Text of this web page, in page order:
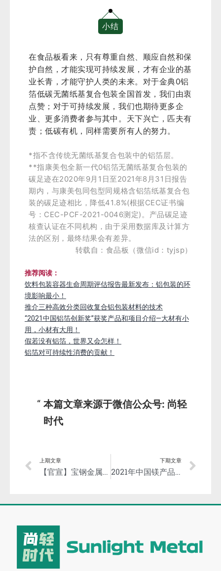
小结
在食品板看来，只有尊重自然、顺应自然和保
护自然，才能实现可持续发展，才有企业的基
业长青，才能守护人类的未来。对于金典0铝
箔低碳无菌纸基复合包装全国首发，我们由衷
点赞；对于可持续发展，我们也期待更多企
业、更多消费者参与其中。天下兴亡，匹夫有
责；低碳有机，同样需要所有人的努力。
*指不含传统无菌纸基复合包装中的铝箔层。
**指康美包全新一代0铝箔无菌纸基复合包装的
碳足迹在2020年9月1日至2021年8月31日报告
期内，与康美包同包型同规格含铝箔纸基复合包
装的碳足迹相比，降低41.8%(根据CEC证书编
号：CEC-PCF-2021-0046测定)。产品碳足迹
核查认证在不同机构，由于采用数据库及计算方
法的区别，最终结果会有差异。
转载自：食品板（微信id：tyjsp）
推荐阅读：
饮料包装容器生命周期评估报告最新发布：铝包装的环
境影响最小！
推介三种高效分类回收复合铝包装材料的技术
“2021中国铝箔创新奖”获奖产品和项目介绍—大材有小
用，小材有大用！
假若没有铝箔，世界又会怎样！
铝箔对可持续性消费的贡献！
本篇文章来源于微信公众号: 尚轻
时代
上期文章
【官宣】宝钢金属响亮发布新阶段使命愿景！
下期文章
2021年中国镁产品出口量创历史新高！